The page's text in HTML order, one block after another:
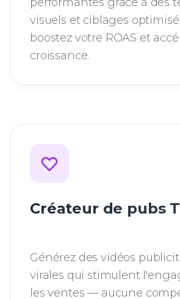
visuels et ciblages
boostez votre ROAS et
croissance.
Créateur de pubs
Générez des vidéos
virales qui stimulent
les ventes — aucune